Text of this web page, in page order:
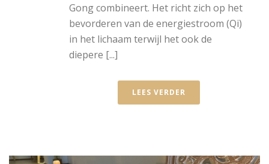
Gong combineert. Het richt zich op het
bevorderen van de energiestroom (Qi)
in het lichaam terwijl het ook de
diepere [...]
LEES VERDER